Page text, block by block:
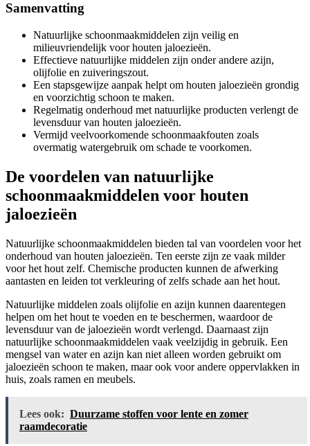
Samenvatting
Natuurlijke schoonmaakmiddelen zijn veilig en
milieuvriendelijk voor houten jaloezieën.
Effectieve natuurlijke middelen zijn onder andere azijn,
olijfolie en zuiveringszout.
Een stapsgewijze aanpak helpt om houten jaloezieën grondig
en voorzichtig schoon te maken.
Regelmatig onderhoud met natuurlijke producten verlengt de
levensduur van houten jaloezieën.
Vermijd veelvoorkomende schoonmaakfouten zoals
overmatig watergebruik om schade te voorkomen.
De voordelen van natuurlijke
schoonmaakmiddelen voor houten
jaloezieën
Natuurlijke schoonmaakmiddelen bieden tal van voordelen voor het
onderhoud van houten jaloezieën. Ten eerste zijn ze vaak milder
voor het hout zelf. Chemische producten kunnen de afwerking
aantasten en leiden tot verkleuring of zelfs schade aan het hout.
Natuurlijke middelen zoals olijfolie en azijn kunnen daarentegen
helpen om het hout te voeden en te beschermen, waardoor de
levensduur van de jaloezieën wordt verlengd. Daarnaast zijn
natuurlijke schoonmaakmiddelen vaak veelzijdig in gebruik. Een
mengsel van water en azijn kan niet alleen worden gebruikt om
jaloezieën schoon te maken, maar ook voor andere oppervlakken in
huis, zoals ramen en meubels.
Lees ook: Duurzame stoffen voor lente en zomer
raamdecoratie